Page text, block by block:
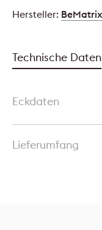
Hersteller: BeMatrix
Technische Daten
Eckdaten
Lieferumfang